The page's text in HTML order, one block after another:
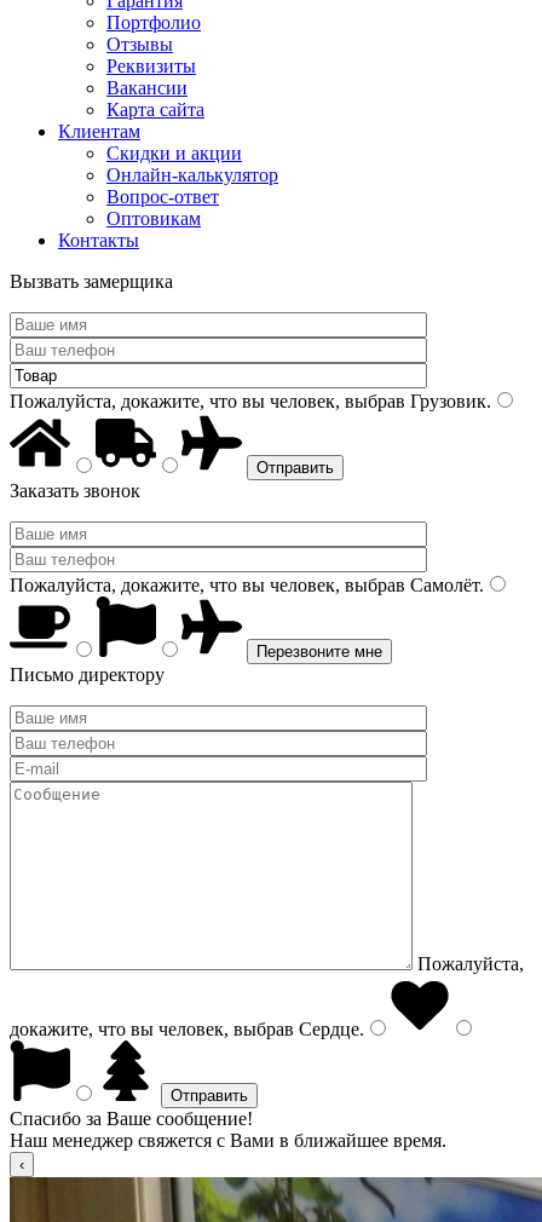
Портфолио
Отзывы
Реквизиты
Вакансии
Карта сайта
Клиентам
Скидки и акции
Онлайн-калькулятор
Вопрос-ответ
Оптовикам
Контакты
Вызвать замерщика
Пожалуйста, докажите, что вы человек, выбрав Грузовик.
Заказать звонок
Пожалуйста, докажите, что вы человек, выбрав Самолёт.
Письмо директору
Пожалуйста,
докажите, что вы человек, выбрав Сердце.
Спасибо за Ваше сообщение!
Наш менеджер свяжется с Вами в ближайшее время.